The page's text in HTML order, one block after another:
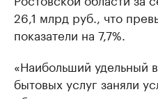
26,1 млрд руб., что
показатели на 7,7%.
«Наибольший удельный
бытовых услуг заняли